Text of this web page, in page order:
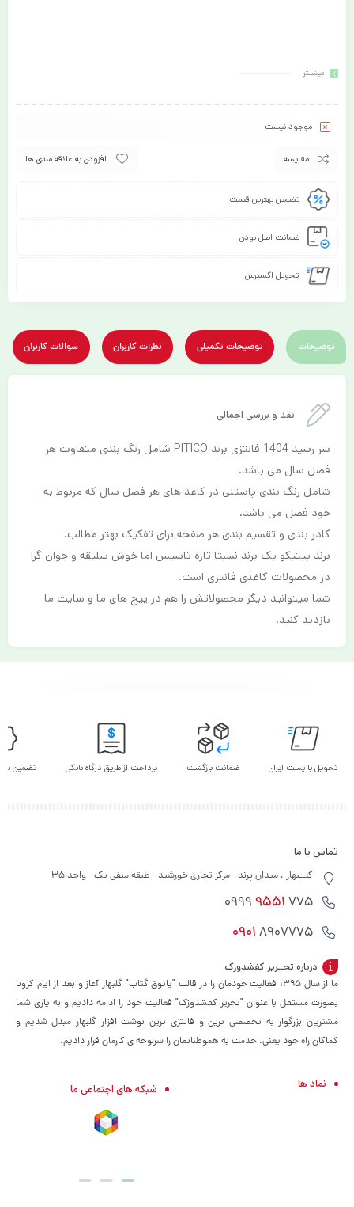
بیشـتر
موجود نیست
مقایسه افزودن به علاقه مندی ها
تضمین بهترین قیمت
ضمانت اصل بودن
تحویل اکسپرس
توضیحات توضیحات تکمیلی نظرات کاربران سوالات کاربران
نقد و بررسی اجمالی
سر رسید 1404 فانتزی برند PITICO شامل رنگ بندی متفاوت هر
فصل سال می باشد.
شامل رنگ بندی پاستلی در کاغذ های هر فصل سال که مربوط به
خود فصل می باشد.
کادر بندی و تقسیم بندی هر صفحه برای تفکیک بهتر مطالب.
برند پیتیکو یک برند نسبتا تازه تاسیس اما خوش سلیقه و جوان گرا
در محصولات کاغذی فانتزی است.
شما میتوانید دیگر محصولاتش را هم در پیج های ما و سایت ما
بازدید کنید.
تحویل با پست ایران ضمانت بازگشت پرداخت از طریق درگاه بانکی تضمین
تماس با ما
گلــبهار ، میدان پرند - مرکز تجاری خورشید - طبقه منفی یک - واحد 35
9551775 0999
09018907775
درباره تحــریر کفشدوزک
ما از سال ۱۳۹۵ فعالیت خودمان را در قالب "پاتوق گتاب" گلبهار آغاز و بعد از ایام کرونا
بصورت مستقل با عنوان "تحریر کفشدوزک" فعالیت خود را ادامه دادیم و به یاری شما
مشتریان بزرگوار به تخصصی ترین و فانتزی ترین نوشت افزار گلبهار مبدل شدیم و
کماکان راه خود یعنی، خدمت به هموطنانمان را سرلوحه ی کارمان قرار دادیم.
نماد ها شبکه های اجتماعی ما